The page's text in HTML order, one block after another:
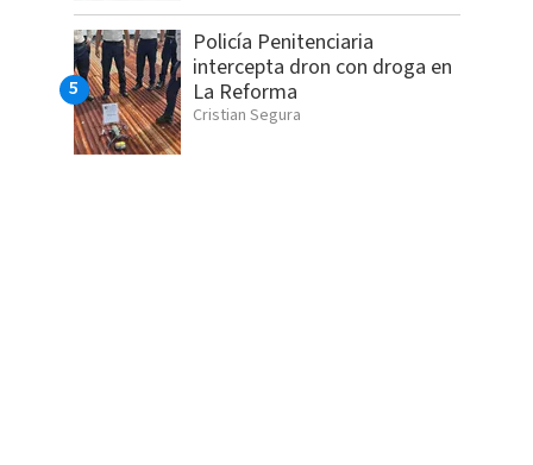
Policía Penitenciaria
intercepta dron con droga en
La Reforma
Cristian Segura